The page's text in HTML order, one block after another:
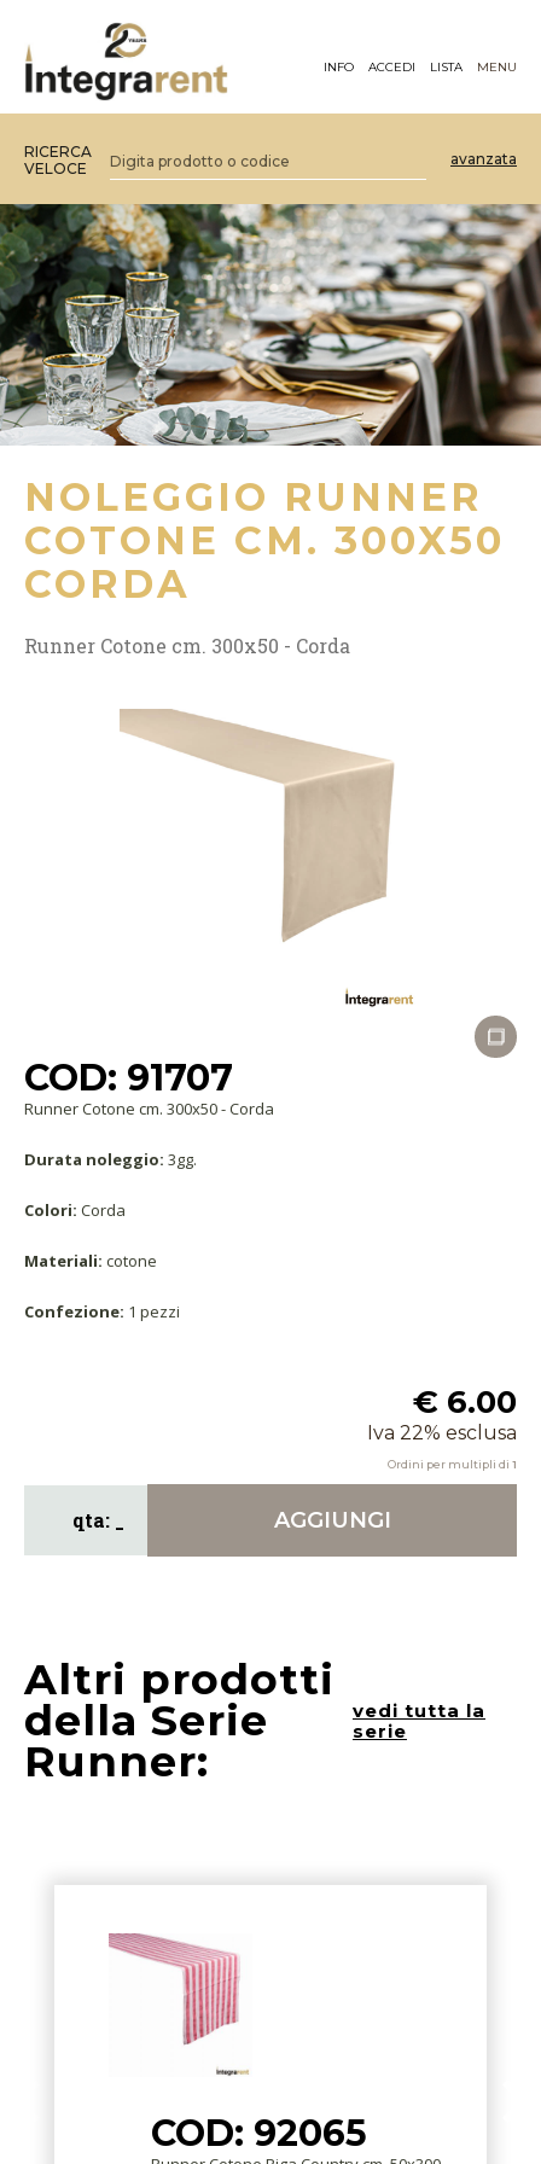
INFO ACCEDI LISTA MENU
RICERCA
VELOCE
avanzata
NOLEGGIO RUNNER
COTONE CM. 300X50
CORDA
Runner Cotone cm. 300x50 - Corda
COD: 91707
Runner Cotone cm. 300x50 - Corda
Durata noleggio: 3gg.
Colori: Corda
Materiali: cotone
Confezione: 1 pezzi
€ 6.00
Iva 22% esclusa
Ordini per multipli di 1
AGGIUNGI
Altri prodotti
della Serie
Runner:
vedi tutta la
serie
COD: 92065